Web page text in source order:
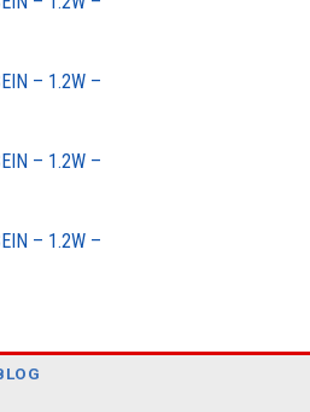
– 1.2W –
– 1.2W –
– 1.2W –